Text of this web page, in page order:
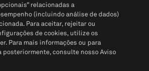
relacionadas a
(incluindo análise de dados)
Para aceitar, rejeitar ou
de cookies, utilize os
Para mais informações ou para
posteriormente, consulte nosso Aviso